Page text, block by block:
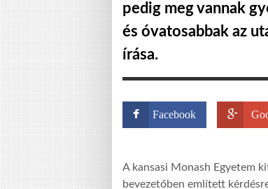
pedig meg vannak
és óvatosabbak az
írása.
Facebook
A kansasi Monash Egyetem
bevezetőben említett